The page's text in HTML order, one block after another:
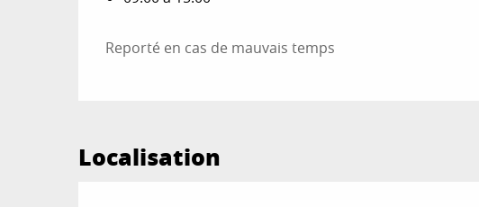
Reporté en cas de mauvais temps
Localisation